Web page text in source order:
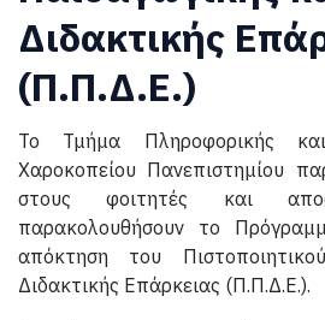
Διδακτικής
(Π.Π.Δ.Ε.)
Το Τμήμα Πληροφορικής
Χαροκοπείου Πανεπιστημίου
στους φοιτητές και
παρακολουθήσουν το
απόκτηση του
Διδακτικής Επάρκειας (Π.Π.Δ.Ε.).